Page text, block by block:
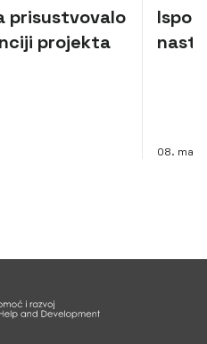
prisustvovalo
projekta
08. mart